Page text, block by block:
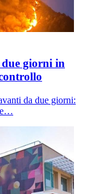
giorni in
da due giorni: